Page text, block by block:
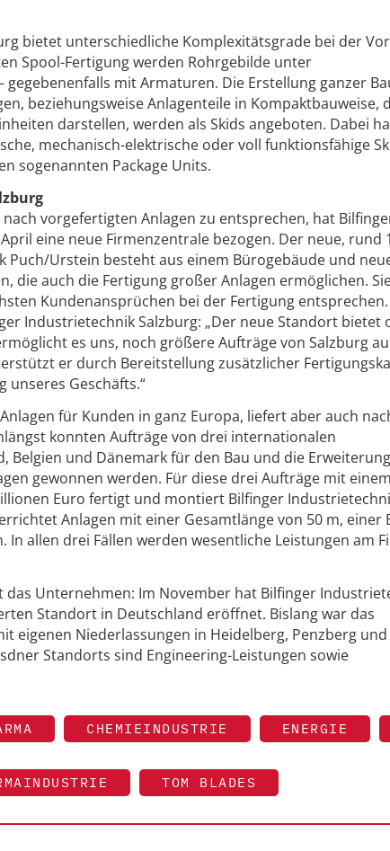
bietet unterschiedliche Komplexitätsgrade bei der
Spool-Fertigung werden Rohrgebilde unter
mit Armaturen. Die Erstellung ganzer
beziehungsweise Anlagenteile in Kompaktbauweise,
darstellen, werden als Skids angeboten. Dabei
mechanisch-elektrische oder voll funktionsfähige
sogenannten Package Units.
vorgefertigten Anlagen zu entsprechen, hat
eine neue Firmenzentrale bezogen. Der neue, rund
Puch/Urstein besteht aus einem Bürogebäude und
die auch die Fertigung großer Anlagen ermöglichen.
Kundenansprüchen bei der Fertigung
Industrietechnik Salzburg: „Der neue Standort bietet
es uns, noch größere Aufträge von Salzburg
er durch Bereitstellung zusätzlicher
Geschäfts.“
für Kunden in ganz Europa, liefert aber auch
konnten Aufträge von drei internationalen
Belgien und Dänemark für den Bau und die Erweiterung
gewonnen werden. Für diese drei Aufträge mit einem
Euro fertigt und montiert Bilfinger
Anlagen mit einer Gesamtlänge von 50 m, einer
In allen drei Fällen werden wesentliche Leistungen am
Unternehmen: Im November hat Bilfinger
Standort in Deutschland eröffnet. Bislang war das
eigenen Niederlassungen in Heidelberg, Penzberg
Standorts sind Engineering-Leistungen sowie
CHEMIEINDUSTRIE ENERGIE
TOM BLADES